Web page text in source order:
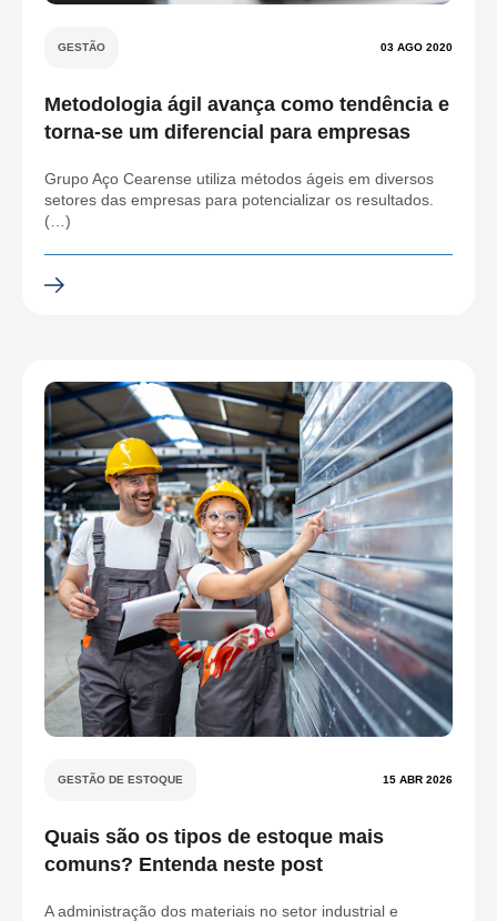
GESTÃO 03 AGO 2020
Metodologia ágil avança como tendência e
torna-se um diferencial para empresas
Grupo Aço Cearense utiliza métodos ágeis em diversos
setores das empresas para potencializar os resultados.
(…)
GESTÃO DE ESTOQUE 15 ABR 2026
Quais são os tipos de estoque mais
comuns? Entenda neste post
A administração dos materiais no setor industrial e